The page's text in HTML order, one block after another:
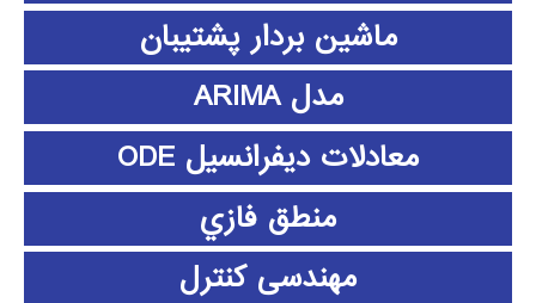
ماشین بردار پشتیبان
مدل ARIMA
معادلات دیفرانسیل ODE
منطق فازي
مهندسی کنترل